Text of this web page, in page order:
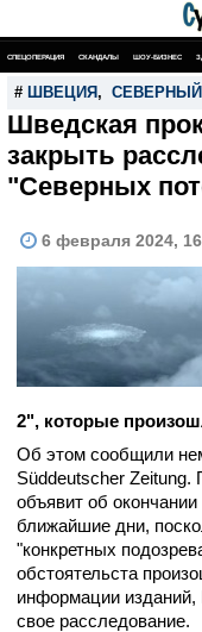
СПЕЦОПЕРАЦИЯ СКАНДАЛЫ ШОУ-БИЗНЕС
# ШВЕЦИЯ ,
Шведская
закрыть
"Северных
6 февраля 2024,
2", которые
Об этом сообщили
Süddeutscher
объявит об
ближайшие дни,
"конкретных
обстоятельста
информации изданий,
свое расследование.